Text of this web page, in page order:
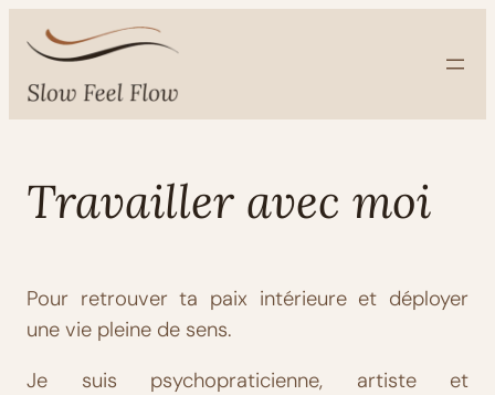
Aller
au
contenu
Travailler avec moi
Pour retrouver ta paix intérieure et déployer
une vie pleine de sens.
Je suis psychopraticienne, artiste et